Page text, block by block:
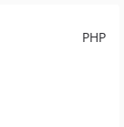
PHP